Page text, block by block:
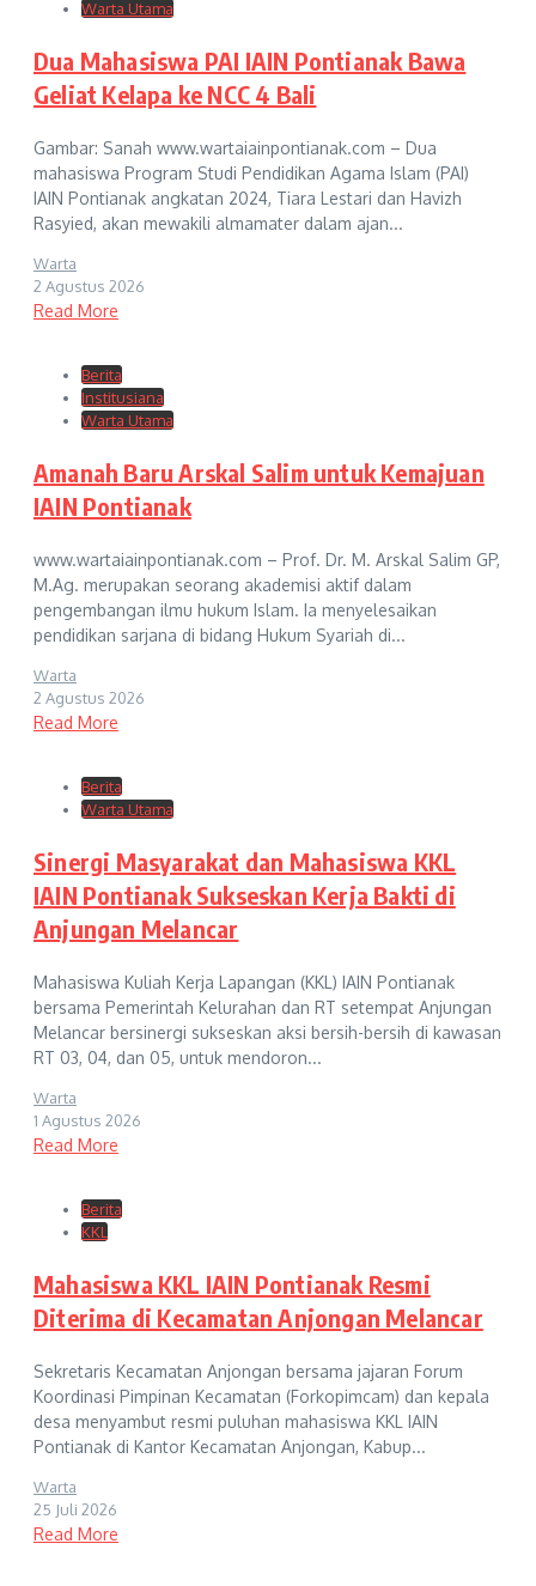
Warta Utama
Dua Mahasiswa PAI IAIN Pontianak Bawa
Geliat Kelapa ke NCC 4 Bali
Gambar: Sanah www.wartaiainpontianak.com – Dua
mahasiswa Program Studi Pendidikan Agama Islam (PAI)
IAIN Pontianak angkatan 2024, Tiara Lestari dan Havizh
Rasyied, akan mewakili almamater dalam ajan...
Warta
2 Agustus 2026
Read More
Berita
Institusiana
Warta Utama
Amanah Baru Arskal Salim untuk Kemajuan
IAIN Pontianak
www.wartaiainpontianak.com – Prof. Dr. M. Arskal Salim GP,
M.Ag. merupakan seorang akademisi aktif dalam
pengembangan ilmu hukum Islam. Ia menyelesaikan
pendidikan sarjana di bidang Hukum Syariah di...
Warta
2 Agustus 2026
Read More
Berita
Warta Utama
Sinergi Masyarakat dan Mahasiswa KKL
IAIN Pontianak Sukseskan Kerja Bakti di
Anjungan Melancar
Mahasiswa Kuliah Kerja Lapangan (KKL) IAIN Pontianak
bersama Pemerintah Kelurahan dan RT setempat Anjungan
Melancar bersinergi sukseskan aksi bersih-bersih di kawasan
RT 03, 04, dan 05, untuk mendoron...
Warta
1 Agustus 2026
Read More
Berita
KKL
Mahasiswa KKL IAIN Pontianak Resmi
Diterima di Kecamatan Anjongan Melancar
Sekretaris Kecamatan Anjongan bersama jajaran Forum
Koordinasi Pimpinan Kecamatan (Forkopimcam) dan kepala
desa menyambut resmi puluhan mahasiswa KKL IAIN
Pontianak di Kantor Kecamatan Anjongan, Kabup...
Warta
25 Juli 2026
Read More